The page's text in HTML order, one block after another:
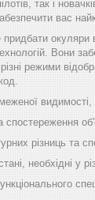
так і
вас
Вони
режими
видимості,
різниць та
необхідні у